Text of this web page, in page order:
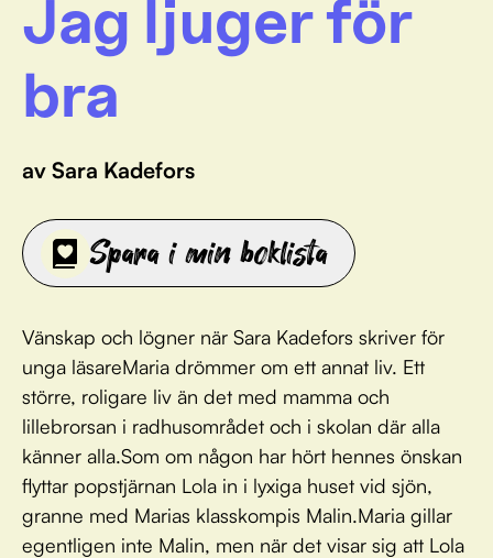
Jag ljuger för
bra
av Sara Kadefors
Spara i min boklista
Vänskap och lögner när Sara Kadefors skriver för
unga läsareMaria drömmer om ett annat liv. Ett
större, roligare liv än det med mamma och
lillebrorsan i radhusområdet och i skolan där alla
känner alla.Som om någon har hört hennes önskan
flyttar popstjärnan Lola in i lyxiga huset vid sjön,
granne med Marias klasskompis Malin.Maria gillar
egentligen inte Malin, men när det visar sig att Lola